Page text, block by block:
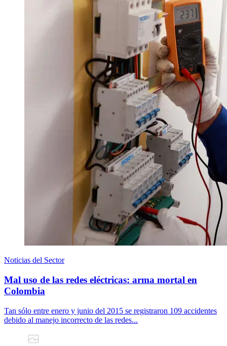
Noticias del Sector
Mal uso de las redes eléctricas: arma mortal en
Colombia
Tan sólo entre enero y junio del 2015 se registraron 109 accidentes
debido al manejo incorrecto de las redes...